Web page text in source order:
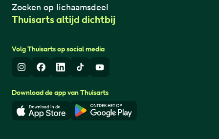
Zoeken op lichaamsdeel
Thuisarts altijd dichtbij
Volg Thuisarts op social media
InstagramFacebook
LinkedInTikTokYoutube
Download de app van Thuisarts
Download in de App StoreDownload in de Google Play